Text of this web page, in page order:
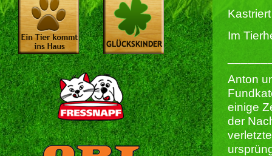
Im
Anton
einige
der